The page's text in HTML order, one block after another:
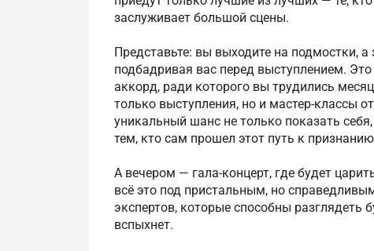
заслуживает большой сцены.
Представьте: вы выходите на подмостки,
подбадривая вас перед выступлением.
аккорд, ради которого вы трудились
только выступления, но и мастер-классы
уникальный шанс не только показать
тем, кто сам прошел этот путь к
А вечером — гала-концерт, где будет
всё это под пристальным, но
экспертов, которые способны разглядеть
вспыхнет.